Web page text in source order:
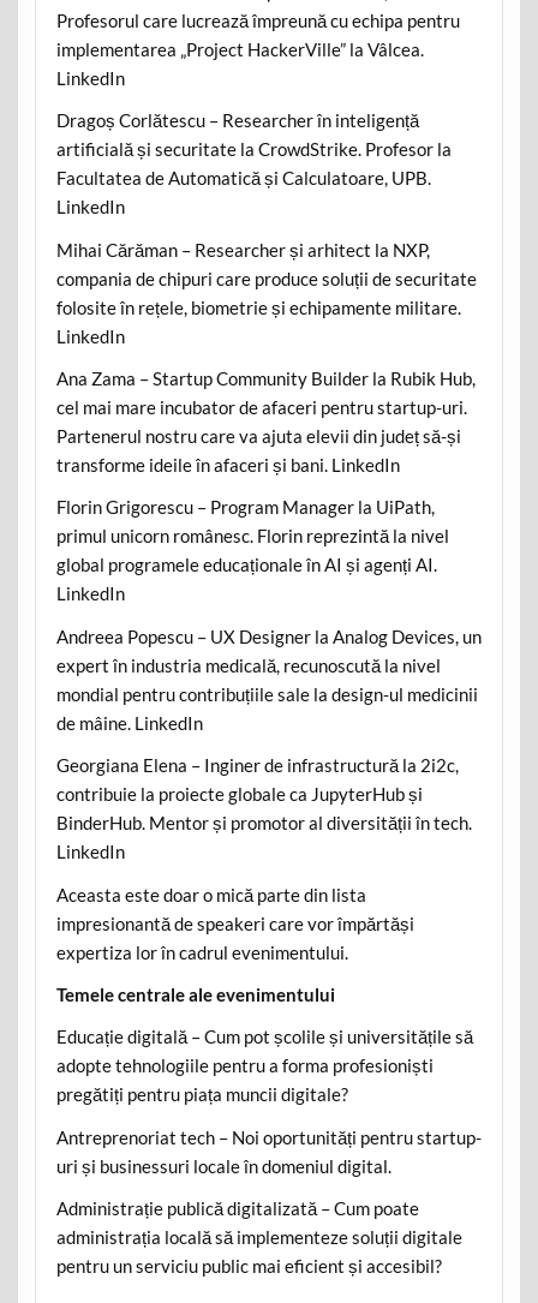
Profesorul care lucrează împreună cu echipa pentru
implementarea „Project HackerVille” la Vâlcea.
LinkedIn
Dragoș Corlătescu – Researcher în inteligență
artificială și securitate la CrowdStrike. Profesor la
Facultatea de Automatică și Calculatoare, UPB.
LinkedIn
Mihai Cărăman – Researcher și arhitect la NXP,
compania de chipuri care produce soluții de securitate
folosite în rețele, biometrie și echipamente militare.
LinkedIn
Ana Zama – Startup Community Builder la Rubik Hub,
cel mai mare incubator de afaceri pentru startup-uri.
Partenerul nostru care va ajuta elevii din județ să-și
transforme ideile în afaceri și bani. LinkedIn
Florin Grigorescu – Program Manager la UiPath,
primul unicorn românesc. Florin reprezintă la nivel
global programele educaționale în AI și agenți AI.
LinkedIn
Andreea Popescu – UX Designer la Analog Devices, un
expert în industria medicală, recunoscută la nivel
mondial pentru contribuțiile sale la design-ul medicinii
de mâine. LinkedIn
Georgiana Elena – Inginer de infrastructură la 2i2c,
contribuie la proiecte globale ca JupyterHub și
BinderHub. Mentor și promotor al diversității în tech.
LinkedIn
Aceasta este doar o mică parte din lista
impresionantă de speakeri care vor împărtăși
expertiza lor în cadrul evenimentului.
Temele centrale ale evenimentului
Educație digitală – Cum pot școlile și universitățile să
adopte tehnologiile pentru a forma profesioniști
pregătiți pentru piața muncii digitale?
Antreprenoriat tech – Noi oportunități pentru startup-
uri și businessuri locale în domeniul digital.
Administrație publică digitalizată – Cum poate
administrația locală să implementeze soluții digitale
pentru un serviciu public mai eficient și accesibil?